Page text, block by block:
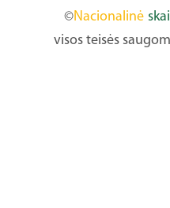
©Nacionalinė
visos teisės